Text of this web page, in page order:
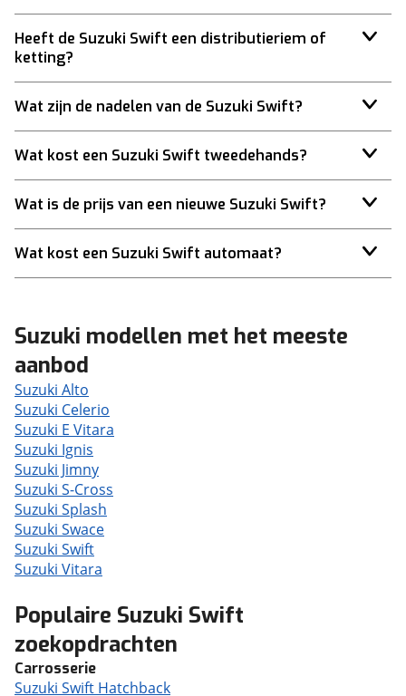
Heeft de Suzuki Swift een distributieriem of
ketting?
Wat zijn de nadelen van de Suzuki Swift?
Wat kost een Suzuki Swift tweedehands?
Wat is de prijs van een nieuwe Suzuki Swift?
Wat kost een Suzuki Swift automaat?
Suzuki modellen met het meeste
aanbod
Suzuki Alto
Suzuki Celerio
Suzuki E Vitara
Suzuki Ignis
Suzuki Jimny
Suzuki S-Cross
Suzuki Splash
Suzuki Swace
Suzuki Swift
Suzuki Vitara
Populaire Suzuki Swift
zoekopdrachten
Carrosserie
Suzuki Swift Hatchback